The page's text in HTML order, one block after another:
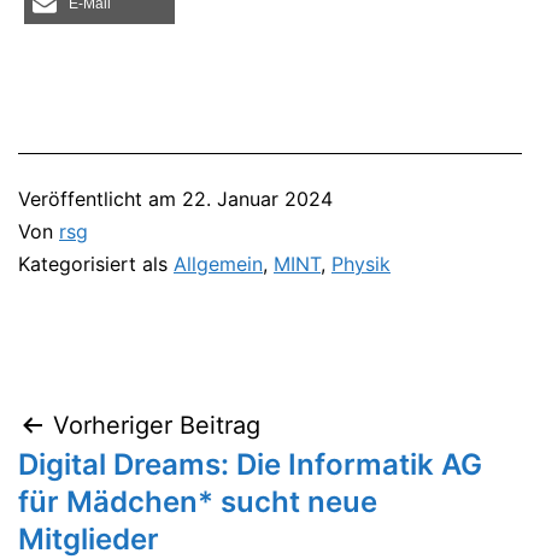
E‑Mail
Veröffentlicht am 22. Januar 2024
Von rsg
Kategorisiert als Allgemein, MINT, Physik
Beitragsnavigation
Vorheriger Beitrag
Digital Dreams: Die Informatik AG
für Mädchen* sucht neue
Mitglieder